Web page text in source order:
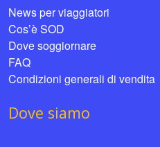
News per viaggiatori
Cos’è SOD
Dove soggiornare
FAQ
Condizioni generali di vendita
Dove siamo